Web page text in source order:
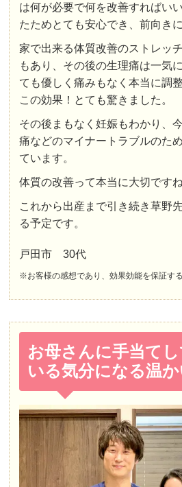
は何が必要で何を改善すればい
たためとても安心でき、前向き
家で出来る体質改善のストレッ
もあり、その後の生理痛は一気
ても優しく痛みもなく本当に調
この効果！とても驚きました。
その後まもなく妊娠もわかり、
痛などのマイナートラブルのた
ています。
体質の改善って本当に大切ですね
これから出産まで引き続き草野
る予定です。
戸田市 30代
※お客様の感想であり、効果効能を保証す
お母さんに手当て
いる気分になる温か